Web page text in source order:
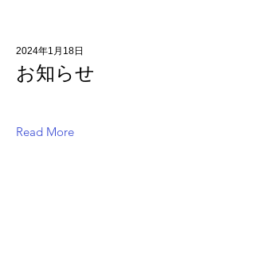
2024年1月18日
お知らせ
Read More